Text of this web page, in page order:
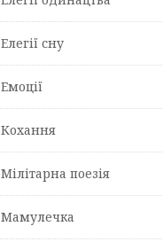
Елегії сну
Емоції
Кохання
Мілітарна поезія
Мамулечка